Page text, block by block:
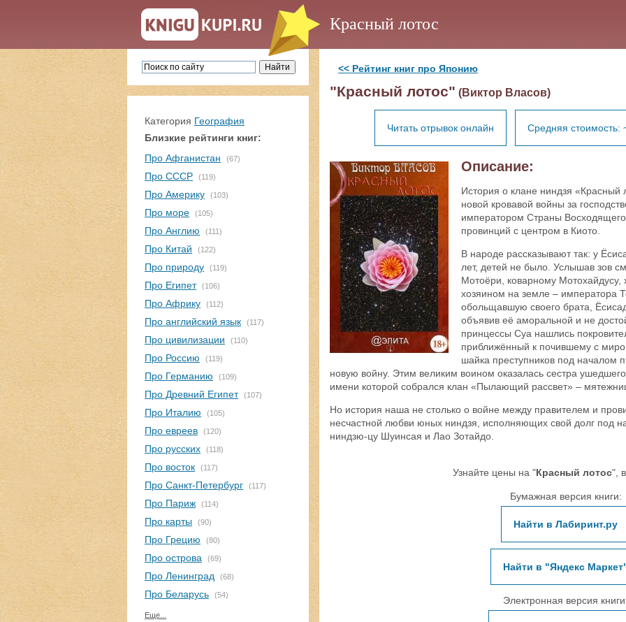
Красный лотос
Категория География
Близкие рейтинги книг:
Про Афганистан
(67)
Про СССР (119)
Про Америку (103)
Про море (105)
Про Англию (111)
Про Китай (122)
Про природу (119)
Про Египет (106)
Про Африку (112)
Про английский язык (117)
Про цивилизации (110)
Про Россию (119)
Про Германию (109)
Про Древний Египет (107)
Про Италию (105)
Про евреев (120)
Про русских (118)
Про восток (117)
Про Санкт-Петербург (117)
Про Париж (114)
Про карты (90)
Про Грецию (80)
Про острова (69)
Про Ленинград (68)
Про Беларусь (54)
Еще...
<< Рейтинг книг про Японию
"Красный лотос" (Виктор Власов)
Читать отрывок онлайн Средняя стоимость:
Описание:
История о клане ниндзя «Красный
новой кровавой войны за
императором Страны
провинций с центром в Киото.
В народе рассказывают так: у
лет, детей не было. Услышав зов
Мотоёри, коварному Мотохайдусу,
хозяином на земле – императора
обольщавшую своего брата,
объявив её аморальной и не
принцессы Суа нашлись
приближённый к почившему с
шайка преступников под началом
новую войну. Этим великим воином оказалась сестра
имени которой собрался клан «Пылающий рассвет» –
Но история наша не столько о войне между правителем и
несчастной любви юных ниндзя, исполняющих свой долг под
ниндзю-цу Шуинсая и Лао Зотайдо.
Узнайте цены на "Красный лотос",
Бумажная версия книги:
Найти в Лабиринт.ру
Найти в "Яндекс
Электронная версия